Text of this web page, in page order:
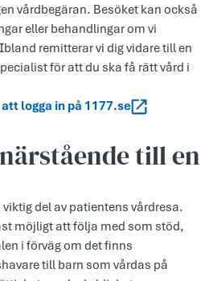
vårdbegäran. Besöket kan också
eller behandlingar om vi
remitterar vi dig vidare till en
för att du ska få rätt vård i
logga in på 1177.se
till en
del av patientens vårdresa.
möjligt att följa med som stöd,
i förväg om det finns
till barn som vårdas på